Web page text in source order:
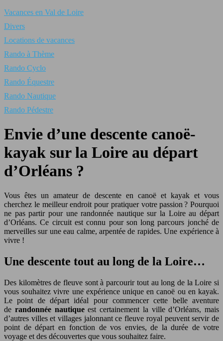
Vacances en Val de Loire
Divers
Locations de vacances
Rando à Thème
Rando Cyclo
Rando Équestre
Rando Nautique
Rando Pédestre
Envie d’une descente canoë-
kayak sur la Loire au départ
d’Orléans ?
Vous êtes un amateur de descente en canoë et kayak et vous
cherchez le meilleur endroit pour pratiquer votre passion ? Pourquoi
ne pas partir pour une randonnée nautique sur la Loire au départ
d’Orléans. Ce circuit est connu pour son long parcours jonché de
merveilles sur une eau calme, arpentée de rapides. Une expérience à
vivre !
Une descente tout au long de la Loire…
Des kilomètres de fleuve sont à parcourir tout au long de la Loire si
vous souhaitez vivre une expérience unique en canoë ou en kayak.
Le point de départ idéal pour commencer cette belle aventure
de randonnée nautiqueest certainement la ville d’Orléans, mais
d’autres villes et villages jalonnant ce fleuve royal peuvent servir de
point de départ en fonction de vos envies, de la durée de votre
voyage et des découvertes que vous souhaitez faire.